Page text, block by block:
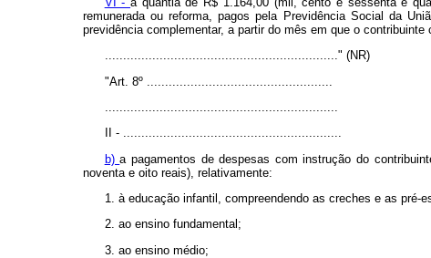
remunerada ou reforma, pagos pela Previdência Social da
previdência complementar, a partir do mês em que o
................................................................" (NR)
"Art. 8º ...................................................
II - ............................................................
b)a pagamentos de despesas com instrução do
noventa e oito reais), relativamente:
1. à educação infantil, compreendendo as creches e as pré-
2. ao ensino fundamental;
3. ao ensino médio;